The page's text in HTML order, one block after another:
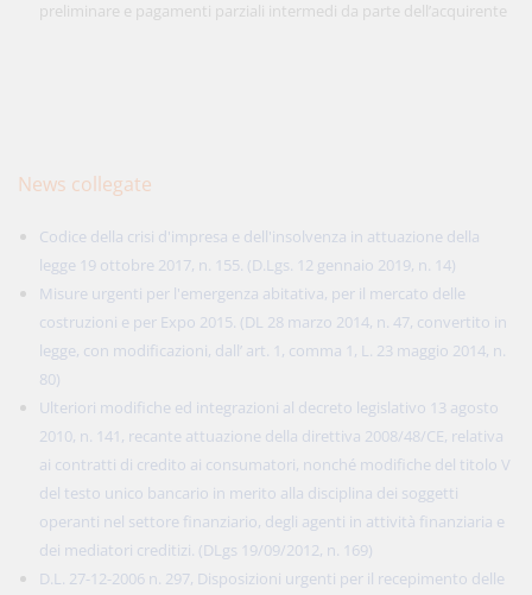
preliminare e pagamenti parziali intermedi da parte dell’acquirente
News collegate
Codice della crisi d'impresa e dell'insolvenza in attuazione della
legge 19 ottobre 2017, n. 155. (D.Lgs. 12 gennaio 2019, n. 14)
Misure urgenti per l'emergenza abitativa, per il mercato delle
costruzioni e per Expo 2015. (DL 28 marzo 2014, n. 47, convertito in
legge, con modificazioni, dall’ art. 1, comma 1, L. 23 maggio 2014, n.
80)
Ulteriori modifiche ed integrazioni al decreto legislativo 13 agosto
2010, n. 141, recante attuazione della direttiva 2008/48/CE, relativa
ai contratti di credito ai consumatori, nonché modifiche del titolo V
del testo unico bancario in merito alla disciplina dei soggetti
operanti nel settore finanziario, degli agenti in attività finanziaria e
dei mediatori creditizi. (DLgs 19/09/2012, n. 169)
D.L. 27-12-2006 n. 297, Disposizioni urgenti per il recepimento delle